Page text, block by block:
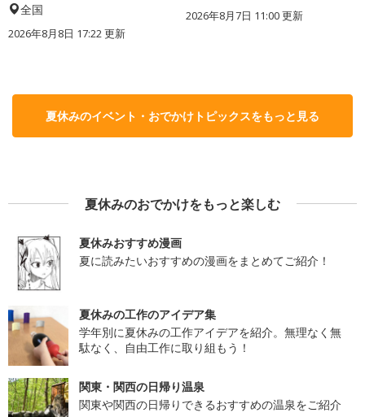
全国
2026年8月8日 17:22更新
2026年8月7日 11:00更新
夏休みのイベント・おでかけトピックスをもっと見る
夏休みのおでかけをもっと楽しむ
夏休みおすすめ漫画
夏に読みたいおすすめの漫画をまとめてご紹介！
夏休みの工作のアイデア集
学年別に夏休みの工作アイデアを紹介。無理なく無
駄なく、自由工作に取り組もう！
関東・関西の日帰り温泉
関東や関西の日帰りできるおすすめの温泉をご紹介